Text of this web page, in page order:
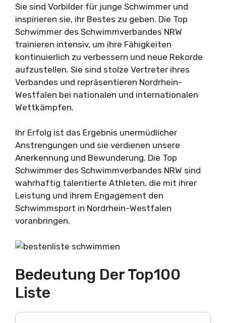
Sie sind Vorbilder für junge Schwimmer und
inspirieren sie, ihr Bestes zu geben. Die Top
Schwimmer des Schwimmverbandes NRW
trainieren intensiv, um ihre Fähigkeiten
kontinuierlich zu verbessern und neue Rekorde
aufzustellen. Sie sind stolze Vertreter ihres
Verbandes und repräsentieren Nordrhein-
Westfalen bei nationalen und internationalen
Wettkämpfen.
Ihr Erfolg ist das Ergebnis unermüdlicher
Anstrengungen und sie verdienen unsere
Anerkennung und Bewunderung. Die Top
Schwimmer des Schwimmverbandes NRW sind
wahrhaftig talentierte Athleten, die mit ihrer
Leistung und ihrem Engagement den
Schwimmsport in Nordrhein-Westfalen
voranbringen.
Bedeutung Der Top100
Liste